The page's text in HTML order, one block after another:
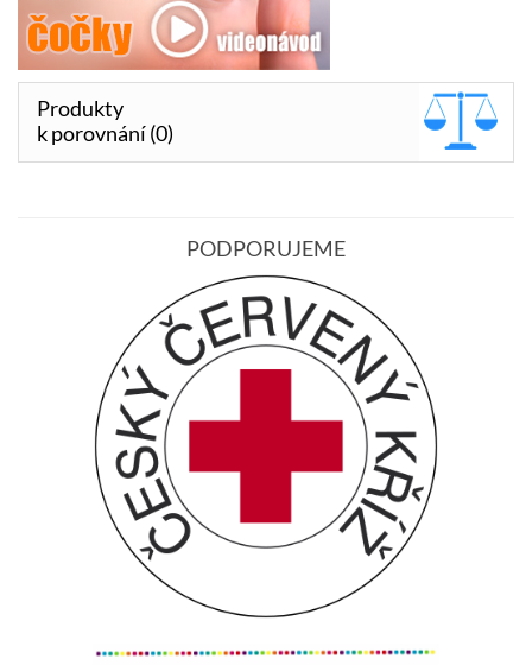
Produkty
k porovnání (0)
PODPORUJEME